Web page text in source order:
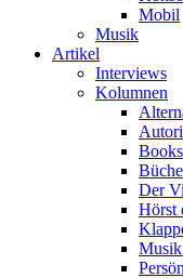
Mobil
Musik
Artikel
Interviews
Kolumnen
Der
Hörst